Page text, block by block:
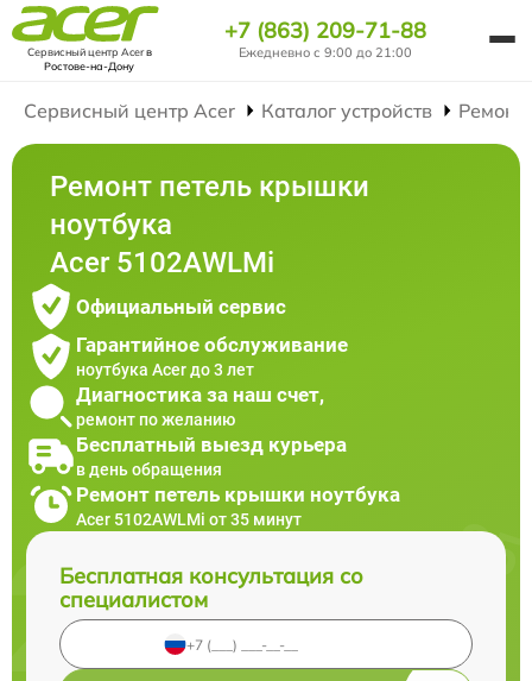
Сервисный центр Acerв
Ростове-на-Дону
+7 (863) 209-71-88
Ежедневно с 9:00 до 21:00
Сервисный центр Acer Каталог устройств Ремонт
Ремонт петель крышки
ноутбука
Acer 5102AWLMi
Официальный сервис
Гарантийное обслуживание
ноутбука Acer до 3 лет
Диагностика за наш счет,
ремонт по желанию
Бесплатный выезд курьера
в день обращения
Ремонт петель крышки ноутбука
Acer 5102AWLMi от 35 минут
Бесплатная консультация со
специалистом